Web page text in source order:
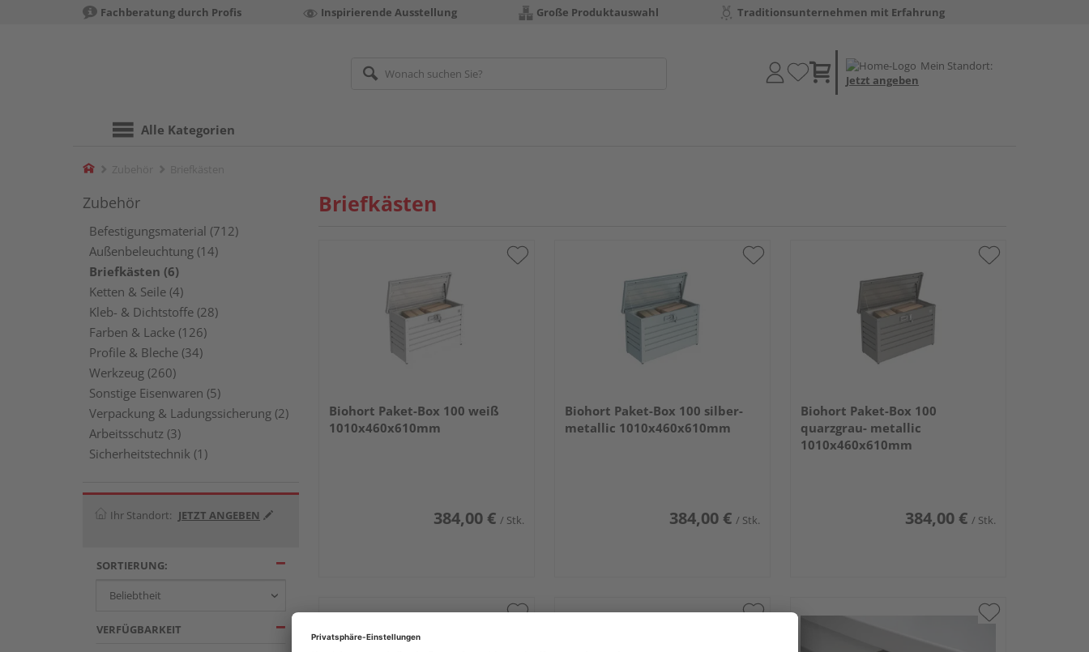
Fachberatung durch Profis Inspirierende Ausstellung Große Produktauswahl Traditionsunternehmen mit Erfahrung
Mein Standort:
Jetzt angeben
Alle Kategorien
Home
Zubehör
Befestigungsmaterial (712)
Außenbeleuchtung (14)
Briefkästen (6)
Ketten & Seile (4)
Kleb- & Dichtstoffe (28)
Farben & Lacke (126)
Profile & Bleche (34)
Werkzeug (260)
Sonstige Eisenwaren (5)
Verpackung & Ladungssicherung (2)
Arbeitsschutz (3)
Sicherheitstechnik (1)
Ihr Standort: JETZT ANGEBEN
SORTIERUNG:
VERFÜGBARKEIT
Briefkästen
Biohort Paket-Box 100 weiß
1010x460x610mm
384,00 € / Stk.
Biohort Paket-Box 100 silber-
metallic 1010x460x610mm
384,00 € / Stk.
Biohort Paket-Box 100
quarzgrau- metallic
1010x460x610mm
384,00 € / Stk.